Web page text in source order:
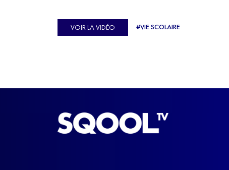
Ulysse Soriano, vice-champion d'Europe de Horse-
ball, qui a failli abandonner ses études avant de
VOIR LA VIDÉO #VIE SCOLAIRE